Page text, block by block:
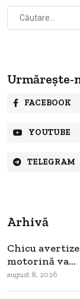
Caută
după:
Urmărește-
FACEBOOK
YOUTUBE
TELEGRAM
Arhivă
Chicu
motorină va...
august 8, 2026